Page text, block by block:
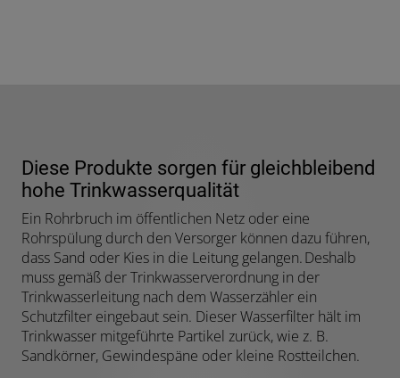
Diese Produkte sorgen für gleichbleibend
hohe Trinkwasserqualität
Ein Rohrbruch im öffentlichen Netz oder eine
Rohrspülung durch den Versorger können dazu führen,
dass Sand oder Kies in die Leitung gelangen. Deshalb
muss gemäß der Trinkwasserverordnung in der
Trinkwasserleitung nach dem Wasserzähler ein
Schutzfilter eingebaut sein. Dieser Wasserfilter hält im
Trinkwasser mitgeführte Partikel zurück, wie z. B.
Sandkörner, Gewindespäne oder kleine Rostteilchen.